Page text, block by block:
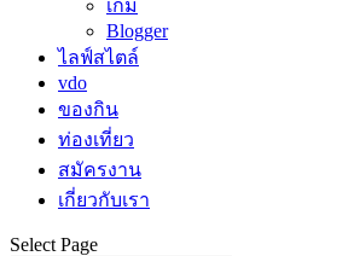
เกม
Blogger
ไลฟ์สไตล์
vdo
ของกิน
ท่องเที่ยว
สมัครงาน
เกี่ยวกับเรา
Select Page